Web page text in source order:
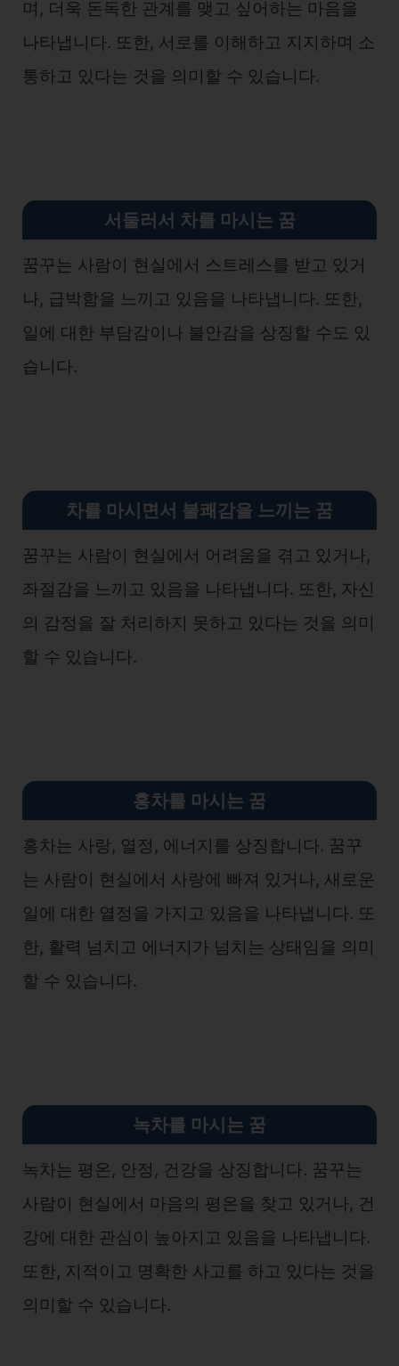
며, 더욱 돈독한 관계를 맺고 싶어하는 마음을
나타냅니다. 또한, 서로를 이해하고 지지하며 소
통하고 있다는 것을 의미할 수 있습니다.
서둘러서 차를 마시는 꿈
꿈꾸는 사람이 현실에서 스트레스를 받고 있거
나, 급박함을 느끼고 있음을 나타냅니다. 또한,
일에 대한 부담감이나 불안감을 상징할 수도 있
습니다.
차를 마시면서 불쾌감을 느끼는 꿈
꿈꾸는 사람이 현실에서 어려움을 겪고 있거나,
좌절감을 느끼고 있음을 나타냅니다. 또한, 자신
의 감정을 잘 처리하지 못하고 있다는 것을 의미
할 수 있습니다.
홍차를 마시는 꿈
홍차는 사랑, 열정, 에너지를 상징합니다. 꿈꾸
는 사람이 현실에서 사랑에 빠져 있거나, 새로운
일에 대한 열정을 가지고 있음을 나타냅니다. 또
한, 활력 넘치고 에너지가 넘치는 상태임을 의미
할 수 있습니다.
녹차를 마시는 꿈
녹차는 평온, 안정, 건강을 상징합니다. 꿈꾸는
사람이 현실에서 마음의 평온을 찾고 있거나, 건
강에 대한 관심이 높아지고 있음을 나타냅니다.
또한, 지적이고 명확한 사고를 하고 있다는 것을
의미할 수 있습니다.